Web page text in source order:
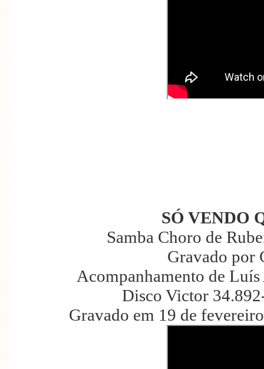
SÓ VENDO
Samba Choro de
Gravado por
Acompanhamento de
Disco Victor
Gravado em 19 de